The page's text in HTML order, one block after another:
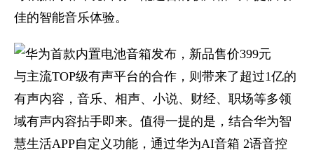
佳的智能音乐体验。
与主流TOP级有声平台的合作，则带来了超过1亿的
有声内容，音乐、相声、小说、财经、职场等多领
域有声内容拈手即来。值得一提的是，结合华为智
慧生活APP自定义功能，通过华为AI音箱 2语音控